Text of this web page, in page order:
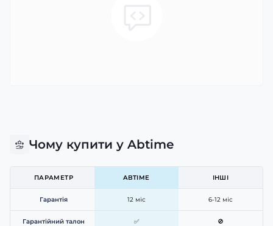
Чому купити у Abtime
ПАРАМЕТР ABTIME ІНШІ
Гарантія 12 міс 6-12 міс
Гарантійний талон ✅ 🚫